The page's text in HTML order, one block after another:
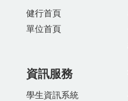
健行首頁
單位首頁
資訊服務
學生資訊系統